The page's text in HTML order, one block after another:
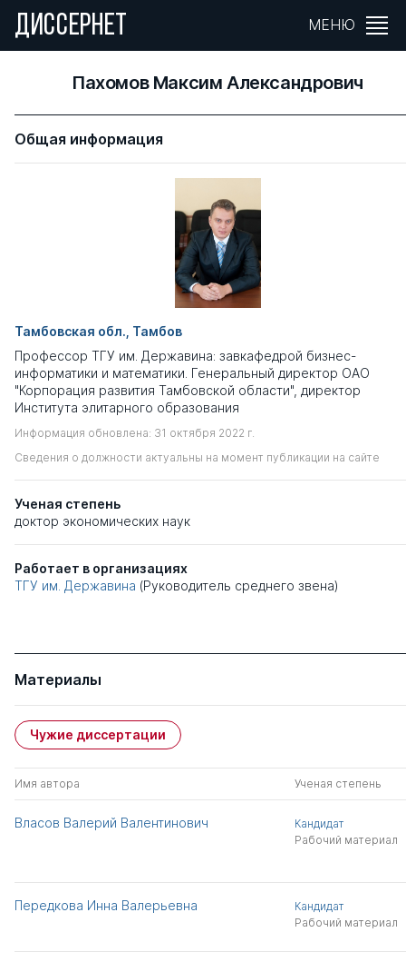
ДИССЕРНЕТ МЕНЮ
Пахомов Максим Александрович
Общая информация
Тамбовская обл., Тамбов
Профессор ТГУ им. Державина: завкафедрой бизнес-
информатики и математики. Генеральный директор ОАО
"Корпорация развития Тамбовской области", директор
Института элитарного образования
Информация обновлена: 31 октября 2022 г.
Сведения о должности актуальны на момент публикации на сайте
Ученая степень
доктор экономических наук
Работает в организациях
ТГУ им. Державина (Руководитель среднего звена)
Материалы
Чужие диссертации
Имя автора Ученая степень
Власов Валерий Валентинович
Кандидат
Рабочий материал
Передкова Инна Валерьевна
Кандидат
Рабочий материал